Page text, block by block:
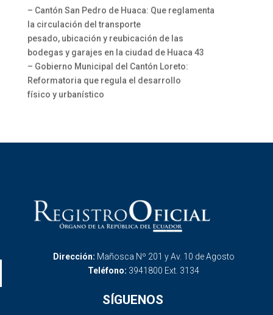
– Cantón San Pedro de Huaca: Que reglamenta
la circulación del transporte
pesado, ubicación y reubicación de las
bodegas y garajes en la ciudad de Huaca 43
– Gobierno Municipal del Cantón Loreto:
Reformatoria que regula el desarrollo
físico y urbanístico
Dirección: Mañosca Nº 201 y Av. 10 de Agosto
Teléfono: 3941800 Ext. 3134
SÍGUENOS